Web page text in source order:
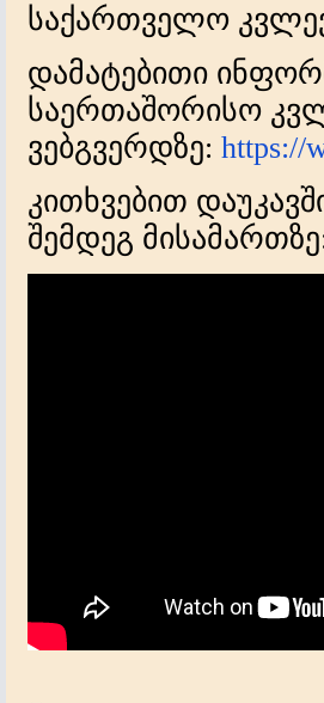
საქართველო
დამატებითი
საერთაშორისო
ვებგვერდზე: https://
კითხვებით
შემდეგ